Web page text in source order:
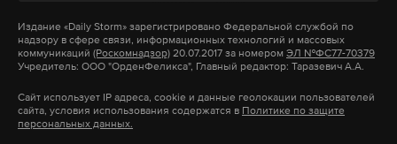
неподалеку с мальчиками с мячом. В какой-то
момент он обернулся и не увидел сестру на
позже я повстречалась с сыном на улице, который
Подпишитесь на Daily Storm вMAX. Он
работает там, где тормозит интернет.
А еще мы есть вTelegram,ДзениVK.
Издание «Daily Storm» зарегистрировано Федеральной службой по
надзору в сфере связи, информационных технологий и массовых
коммуникаций (Роскомнадзор) 20.07.2017 за номером ЭЛ №ФС77-70379
Учредитель: ООО "ОрденФеликса", Главный редактор: Таразевич А.А.
Сайт использует IP адреса, cookie и данные геолокации пользователей
сайта, условия использования содержатся в Политике по защите
персональных данных.